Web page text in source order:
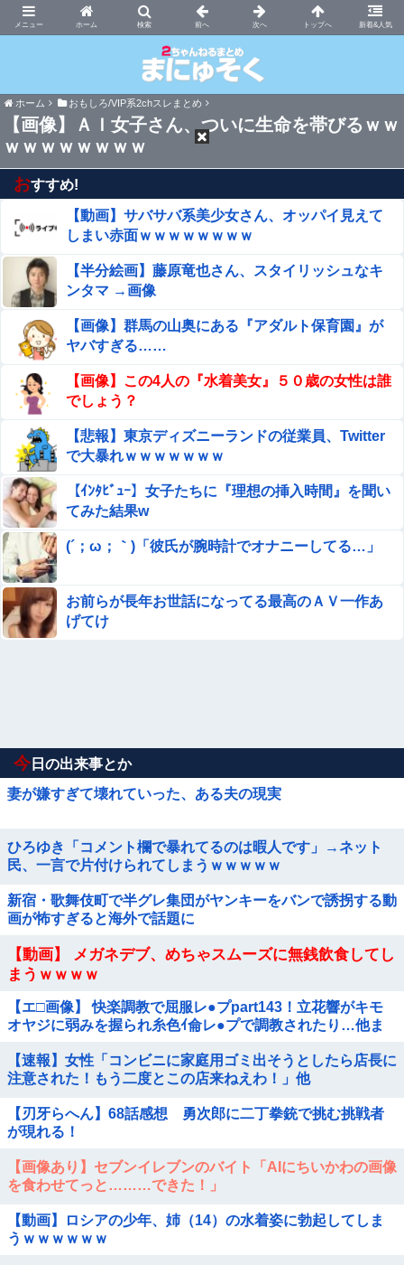
ホーム 新着&人気
まにゅそく 2chまとめニュース速報VIP
ホーム おもしろ/VIP系2chスレまとめ
【画像】ＡＩ女子さん、ついに生命を帯びるｗｗ
ｗｗｗｗｗｗｗｗ
おすすめ!
【動画】サバサバ系美少女さん、オッパイ見えて
しまい赤面ｗｗｗｗｗｗｗｗ
【半分絵画】藤原竜也さん、スタイリッシュなキ
ンタマ →画像
【画像】群馬の山奥にある『アダルト保育園』が
ヤバすぎる……
【画像】この4人の『水着美女』５０歳の女性は誰
でしょう？
【悲報】東京ディズニーランドの従業員、Twitter
で大暴れｗｗｗｗｗｗｗ
【ｲﾝﾀﾋﾞｭｰ】女子たちに『理想の挿入時間』を聞い
てみた結果w
(´；ω；｀)「彼氏が腕時計でオナニーしてる…」
お前らが長年お世話になってる最高のＡＶ一作あ
げてけ
今 日の出来事とか
妻が嫌すぎて壊れていった、ある夫の現実
ひろゆき「コメント欄で暴れてるのは暇人です」→ネット
民、一言で片付けられてしまうｗｗｗｗｗ
新宿・歌舞伎町で半グレ集団がヤンキーをバンで誘拐する動
画が怖すぎると海外で話題に
【動画】 メガネデブ、めちゃスムーズに無銭飲食してし
まうｗｗｗｗ
【エ□画像】 快楽調教で屈服レ●プpart143！立花響がキモ
オヤジに弱みを握られ糸色ｲ侖レ●プで調教されたり…他ま
【速報】女性「コンビニに家庭用ゴミ出そうとしたら店長に
注意された！もう二度とこの店来ねえわ！」他
【刃牙らへん】68話感想 勇次郎に二丁拳銃で挑む挑戦者
が現れる！
【画像あり】セブンイレブンのバイト「AIにちいかわの画像
を食わせてっと………できた！」
【動画】ロシアの少年、姉（14）の水着姿に勃起してしま
うｗｗｗｗｗｗ